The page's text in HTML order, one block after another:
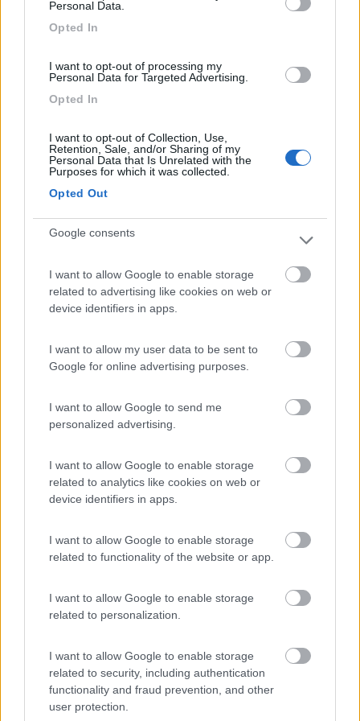
Personal Data.
Opted In
I want to opt-out of processing my
Personal Data for Targeted Advertising.
Opted In
I want to opt-out of Collection, Use,
Retention, Sale, and/or Sharing of my
Personal Data that Is Unrelated with the
Purposes for which it was collected.
Opted Out
Google consents
I want to allow Google to enable storage
related to advertising like cookies on web or
device identifiers in apps.
I want to allow my user data to be sent to
Google for online advertising purposes.
I want to allow Google to send me
personalized advertising.
I want to allow Google to enable storage
related to analytics like cookies on web or
device identifiers in apps.
I want to allow Google to enable storage
related to functionality of the website or app.
I want to allow Google to enable storage
related to personalization.
I want to allow Google to enable storage
related to security, including authentication
functionality and fraud prevention, and other
user protection.
più tranquillo, al fresco ma non troppo come invece se ti fermi in
Ciao Franco
salito
Inserito il27/10/2021 alle:06:45:23
In risposta al messaggio diArdefede76del26/10/2021
Grazie a tutti! Scusate, sulla mappa è indicata come e33 e pensavo di
aiutare dando questa indicazione! In effetti la metà sarà Lucca, non La
Spezia, e partendo di sera vorrei potermi fermare e arrivare con calma
l'indomani. Farò quindi come suggerito da ledzep e faremo sosta a
Ho visto anche io che anche su altre autostrade c'è anche l
indicazione numerica anticipata dalla lettera E .Che viene usata
Ma se tu ascolti alla radio ( o leggi in internet ) le notizie sul
traffico tipo "onda Verde" ""Isoradio"" sentirai sempre dire
""sulla A 1"''sulla A22""sulla A...""
problemi ) ti ritrovi sulla stessa in un marasma di scambi di
carreggiate lavori in corso che non avevi notizia ,ma se presti
settimana scorsa nella direzione dalla A12 alla A1 ) Della serie ""
Ardefede76
Inserito il27/10/2021 alle:07:37:35
Ti consiglio di uscire a Fornovo ed in 3 minuti sei nel parcheggio che ho
segnalato nel portolano. 3 minuti persi ad uscire e 3 minuti ad entrare, ma
dormi molto più tranquillo, al fresco ma non troppo come invece se ti
fermi in alto. Io evito sempre di dormire in autostrada, rumore e rischio